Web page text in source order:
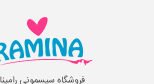
فروشگاه سیسمونی رامینا